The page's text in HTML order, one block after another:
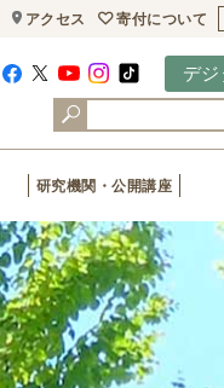
アクセス 寄付について
デ
研究機関・公開講座